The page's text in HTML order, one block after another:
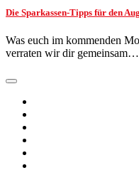
Die Sparkassen-Tipps für den
Was euch im kommenden
verraten wir dir gemeinsam…